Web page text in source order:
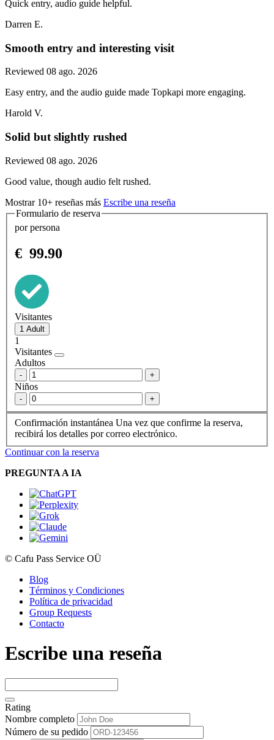
Quick entry, audio guide helpful.
Darren E.
Smooth entry and interesting visit
Reviewed 08 ago. 2026
Easy entry, and the audio guide made Topkapi more engaging.
Harold V.
Solid but slightly rushed
Reviewed 08 ago. 2026
Good value, though audio felt rushed.
Mostrar 10+ reseñas más Escribe una reseña
Formulario de reserva
por persona
€ 99.90
Visitantes
1
Visitantes
Adultos
- +
Niños
- +
Confirmación instantánea Una vez que confirme la reserva,
recibirá los detalles por correo electrónico.
Continuar con la reserva
PREGUNTA A IA
© Cafu Pass Service OÜ
Blog
Términos y Condiciones
Política de privacidad
Group Requests
Contacto
Escribe una reseña
Rating
Nombre completo
Número de su pedido